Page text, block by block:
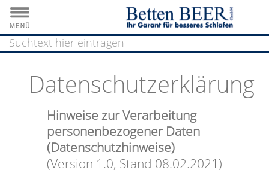
Datenschutzerklärung
Hinweise zur Verarbeitung
personenbezogener Daten
(Datenschutzhinweise)
(Version 1.0, Stand 08.02.2021)